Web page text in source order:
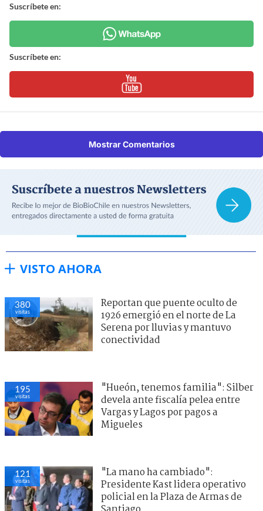
Suscríbete en:
Suscríbete en:
Mostrar Comentarios
VISTO AHORA
380
visitas
Reportan que puente oculto de
1926 emergió en el norte de La
Serena por lluvias y mantuvo
conectividad
195
visitas
"Hueón, tenemos familia": Silber
devela ante fiscalía pelea entre
Vargas y Lagos por pagos a
Migueles
121
visitas
"La mano ha cambiado":
Presidente Kast lidera operativo
policial en la Plaza de Armas de